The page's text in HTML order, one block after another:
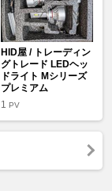
HID屋 / トレーディン
グトレード LEDヘッ
ドライト Mシリーズ
プレミアム
1 PV